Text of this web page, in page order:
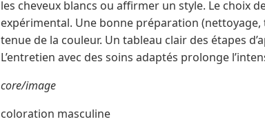
les cheveux blancs ou affirmer un style. Le choix
expérimental. Une bonne préparation
tenue de la couleur. Un tableau clair des étapes
L’entretien avec des soins adaptés prolonge
core/image
coloration masculine